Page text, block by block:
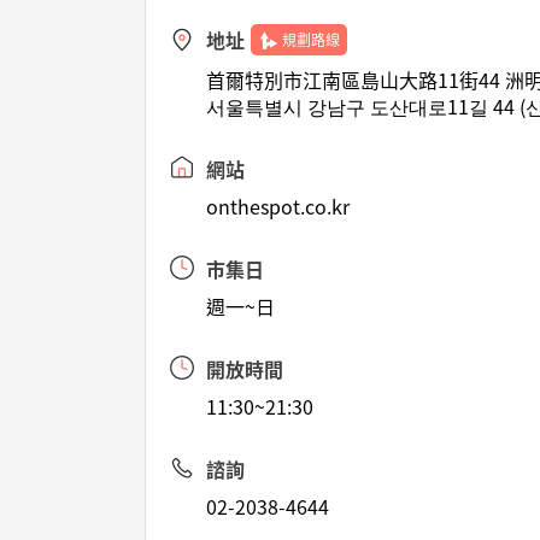
地址 規劃路線
首爾特別市江南區島山大路11街44 洲
서울특별시 강남구 도산대로11길 44 (
網站
onthespot.co.kr
市集日
週一~日
開放時間
11:30~21:30
諮詢
02-2038-4644